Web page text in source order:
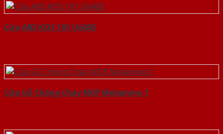
Cửa ABS KOS 101 U6405
Cửa Gỗ Chống Cháy MDF Melamine 1